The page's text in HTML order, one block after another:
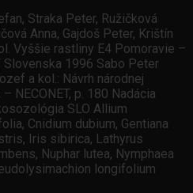
Straka Peter, Ružičková
Anna, Gajdoš Peter, Krištín
Vyššie rastliny E4 Pomoravie –
Slovenska 1996 Sabo Peter
a kol.: Návrh národnej
NECONET, p. 180 Nadácia
SLO Allium
Cnidium dubium, Gentiana
Iris sibirica, Lathyrus
Nuphar lutea, Nymphaea
longifolium